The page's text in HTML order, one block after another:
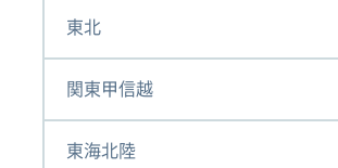
東北
関東甲信越
東海北陸